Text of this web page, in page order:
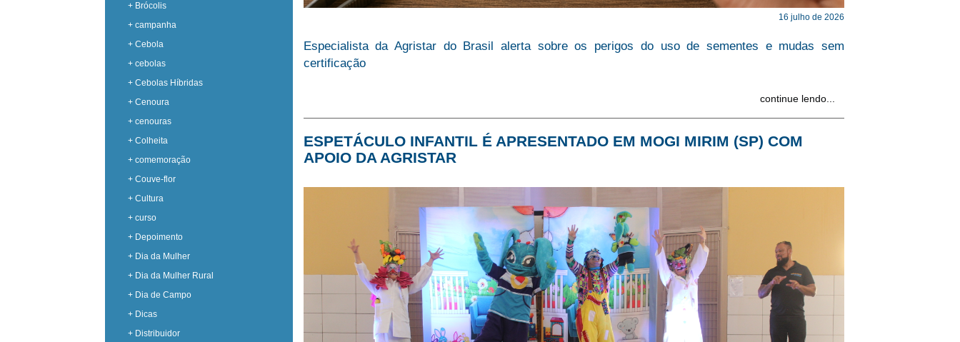
+ Brócolis
+ campanha
+ Cebola
+ cebolas
+ Cebolas Híbridas
+ Cenoura
+ cenouras
+ Colheita
+ comemoração
+ Couve-flor
+ Cultura
+ curso
+ Depoimento
+ Dia da Mulher
+ Dia da Mulher Rural
+ Dia de Campo
+ Dicas
+ Distribuidor
16 julho de 2026
Especialista da Agristar do Brasil alerta sobre os perigos do uso de sementes e mudas sem
certificação
continue lendo...
ESPETÁCULO INFANTIL É APRESENTADO EM MOGI MIRIM (SP) COM
APOIO DA AGRISTAR